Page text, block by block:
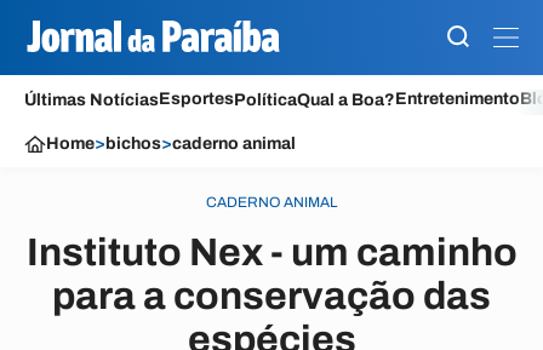
Últimas NotíciasEsportesPolíticaQual a Boa?Entretenimento
Home> bichos>caderno animal
CADERNO ANIMAL
Instituto Nex - um caminho
para a conservação das
espécies